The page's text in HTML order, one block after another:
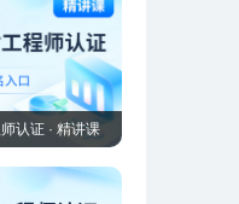
认证 · 精讲课